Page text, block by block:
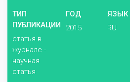
ТИП
ПУБЛИКАЦИИ
статья в
журнале -
научная
статья
ГОД
2015
ЯЗЫК
RU